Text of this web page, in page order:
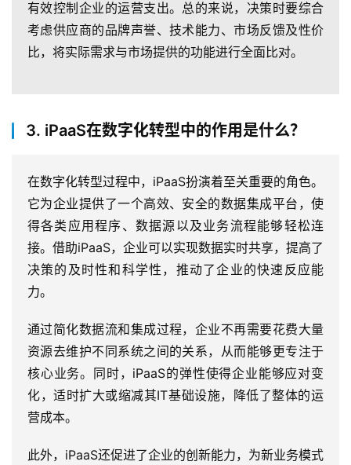
有效控制企业的运营支出。总的来说，决策时要综合
考虑供应商的品牌声誉、技术能力、市场反馈及性价
比，将实际需求与市场提供的功能进行全面比对。
3. iPaaS在数字化转型中的作用是什么？
在数字化转型过程中，iPaaS扮演着至关重要的角色。
它为企业提供了一个高效、安全的数据集成平台，使
得各类应用程序、数据源以及业务流程能够轻松连
接。借助iPaaS，企业可以实现数据实时共享，提高了
决策的及时性和科学性，推动了企业的快速反应能
力。
通过简化数据流和集成过程，企业不再需要花费大量
资源去维护不同系统之间的关系，从而能够更专注于
核心业务。同时，iPaaS的弹性使得企业能够应对变
化，适时扩大或缩减其IT基础设施，降低了整体的运
营成本。
此外，iPaaS还促进了企业的创新能力，为新业务模式